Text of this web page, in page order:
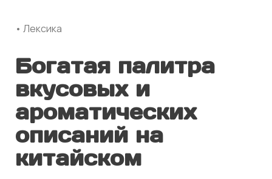
• Лексика
Богатая палитра
вкусовых и
ароматических
описаний на
китайском